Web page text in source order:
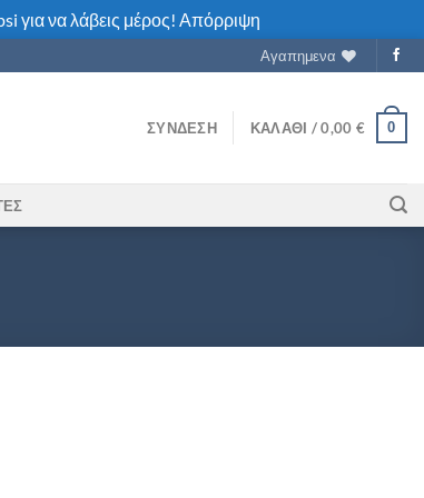
για να λάβεις μέρος! Απόρριψη
Αγαπημενα
ΣΎΝΔΕΣΗ ΚΑΛΆΘΙ /0,00 € 0